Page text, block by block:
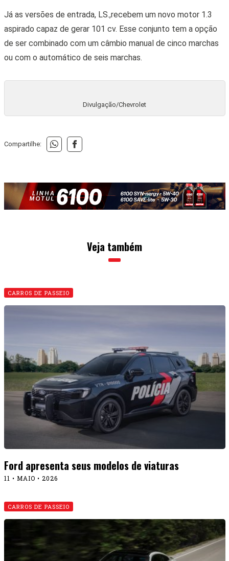
Já as versões de entrada, LS.,recebem um novo motor 1.3
aspirado capaz de gerar 101 cv. Esse conjunto tem a opção
de ser combinado com um câmbio manual de cinco marchas
ou com o automático de seis marchas.
Divulgação/Chevrolet
Compartilhe:
Veja também
CARROS DE PASSEIO
Ford apresenta seus modelos de viaturas
11 • MAIO • 2026
CARROS DE PASSEIO